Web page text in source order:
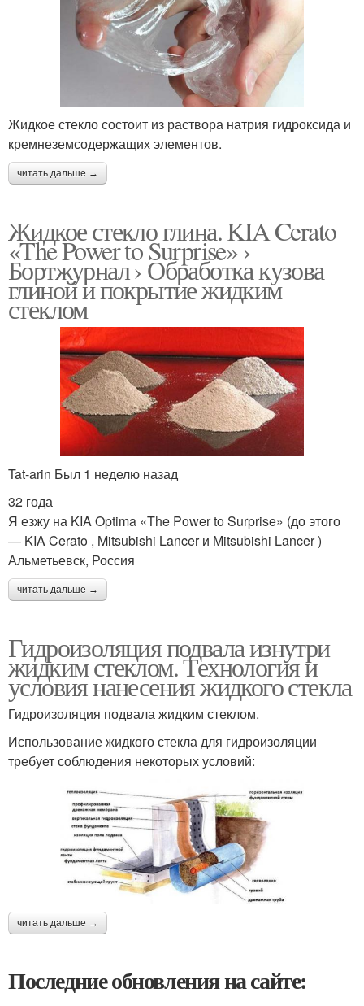
Жидкое стекло состоит из раствора натрия гидроксида и
кремнеземсодержащих элементов.
читать дальше →
Жидкое стекло глина. KIA Cerato
«The Power to Surprise» ›
Бортжурнал › Обработка кузова
глиной и покрытие жидким
стеклом
Tat-arin Был 1 неделю назад
32 года
Я езжу на KIA Optima «The Power to Surprise» (до этого
— KIA Cerato , Mitsubishi Lancer и Mitsubishi Lancer )
Альметьевск, Россия
читать дальше →
Гидроизоляция подвала изнутри
жидким стеклом. Технология и
условия нанесения жидкого стекла
Гидроизоляция подвала жидким стеклом.
Использование жидкого стекла для гидроизоляции
требует соблюдения некоторых условий:
читать дальше →
Последние обновления на сайте: